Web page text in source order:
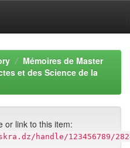
Mémoires de Master
et des Science de la
or link to this item:
handle/123456789/